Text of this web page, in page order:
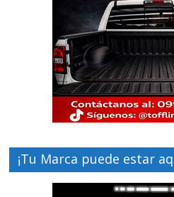
¡Tu Marca puede estar